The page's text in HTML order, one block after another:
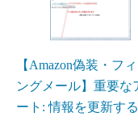
【Amazon偽装・フ
ングメール】重要な
ート: 情報を更新す